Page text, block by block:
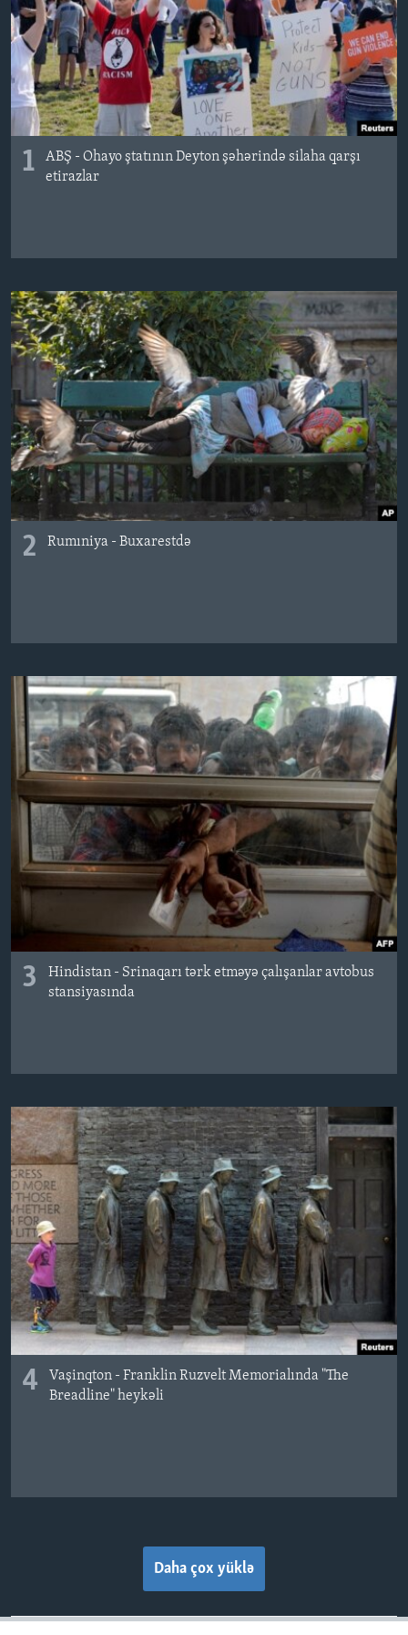
BIZI IZLƏYIN
Dillər
1
ABŞ - Ohayo ştatının Deyton şəhərində silaha qarşı
etirazlar
2 Rumıniya - Buxarestdə
3
Hindistan - Srinaqarı tərk etməyə çalışanlar avtobus
stansiyasında
4
Vaşinqton - Franklin Ruzvelt Memorialında "The
Breadline" heykəli
Daha çox yüklə